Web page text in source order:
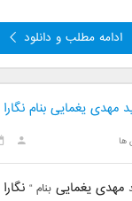
ادامه مطلب و دانلود
مهدی یغمایی بنام نگارا
ها
مهدی یغماییبنام “